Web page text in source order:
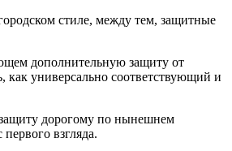
стиле, между тем, защитные
дополнительную защиту от
универсально соответствующий и
дорогому по нынешнем
взгляда.